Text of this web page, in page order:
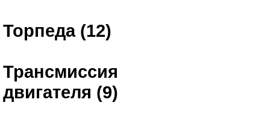
Торпеда (12)
Трансмиссия
двигателя (9)